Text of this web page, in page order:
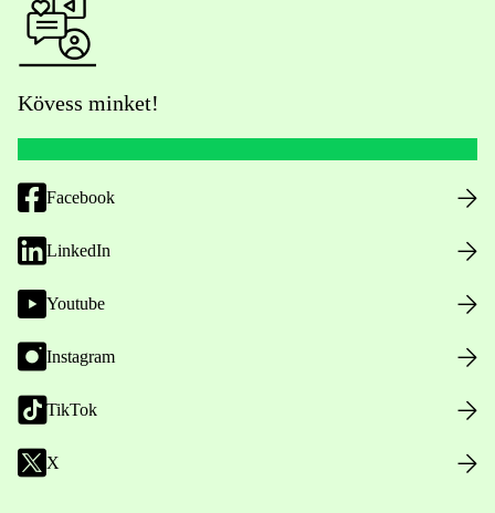
Kövess minket!
Facebook
LinkedIn
Youtube
Instagram
TikTok
X